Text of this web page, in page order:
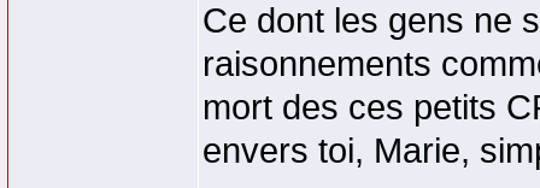
Ce dont les gens ne
raisonnements
mort des ces petits
envers toi, Marie,